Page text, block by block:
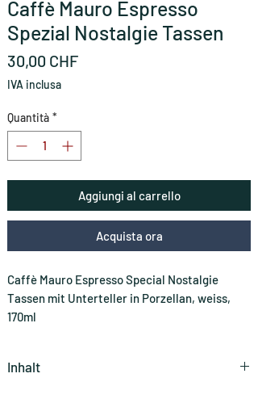
Caffè Mauro Espresso
Spezial Nostalgie Tassen
30,00 CHFPrezzo
IVA inclusa
Quantità *
Aggiungi al carrello
Acquista ora
Caffè Mauro Espresso Special Nostalgie
Tassen mit Unterteller in Porzellan, weiss,
170ml
Inhalt